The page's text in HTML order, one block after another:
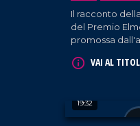
Il racconto
del Premio
promossa
eccellenze del
VAI AL
19:32